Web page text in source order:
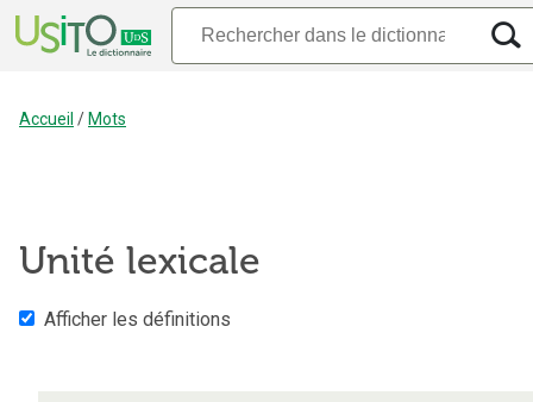
Accueil / Mots
Unité lexicale
Afficher les définitions